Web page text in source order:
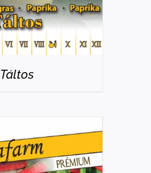
Táltos